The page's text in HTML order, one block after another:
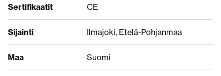
Sertifikaatit CE
Sijainti Ilmajoki, Etelä-Pohjanmaa
Maa Suomi